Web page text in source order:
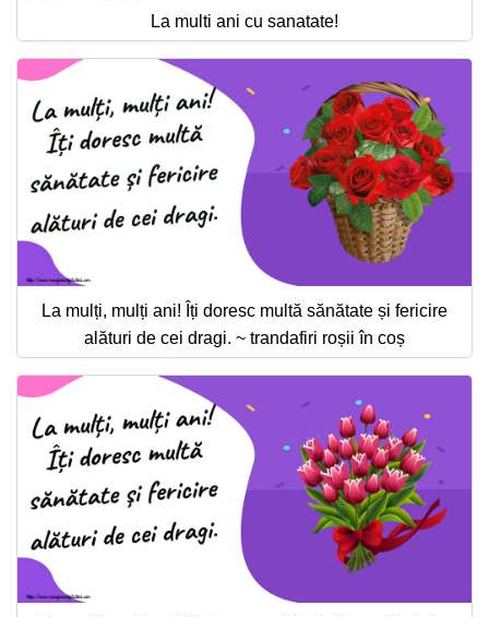
La multi ani cu sanatate!
La mulți, mulți ani! Îți doresc multă sănătate și fericire
alături de cei dragi. ~ trandafiri roșii în coș